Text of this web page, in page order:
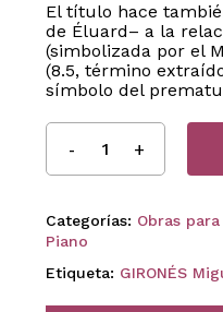
El título hace
de Éluard– a la
(simbolizada por el
(8.5, término
símbolo del
Categorías: Obras
Piano
Etiqueta: GIRONÉS